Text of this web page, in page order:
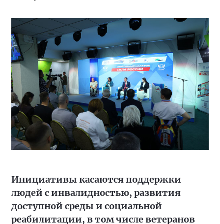
Инициативы касаются поддержки
людей с инвалидностью, развития
доступной среды и социальной
реабилитации, в том числе ветеранов